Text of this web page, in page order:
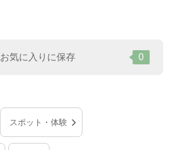
お気に入りに保存 0
スポット・体験